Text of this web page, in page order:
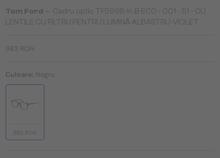
Tom Ford — Cadru optic TF5998-K-B ECO - 001 - 51 - CU
LENTILE CU FILTRU PENTRU LUMINĂ ALBASTRU-VIOLET
983 RON
Culoare: Negru
983 RON